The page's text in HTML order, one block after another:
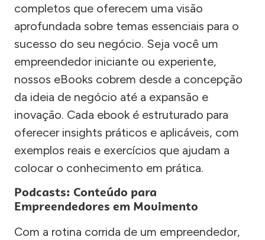
completos que oferecem uma visão
aprofundada sobre temas essenciais para o
sucesso do seu negócio. Seja você um
empreendedor iniciante ou experiente,
nossos eBooks cobrem desde a concepção
da ideia de negócio até a expansão e
inovação. Cada ebook é estruturado para
oferecer insights práticos e aplicáveis, com
exemplos reais e exercícios que ajudam a
colocar o conhecimento em prática.
Podcasts: Conteúdo para
Empreendedores em Movimento
Com a rotina corrida de um empreendedor,